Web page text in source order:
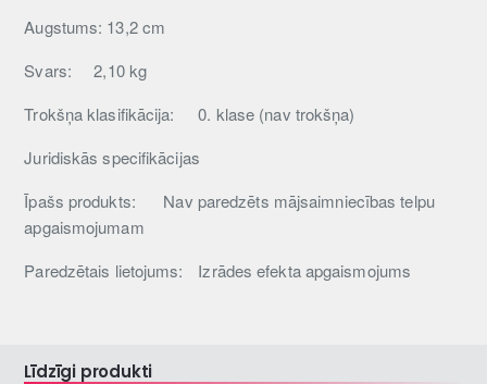
Augstums: 13,2 cm
Svars:
2,10 kg
Trokšņa klasifikācija:
0. klase (nav trokšņa)
Juridiskās specifikācijas
Īpašs produkts:
Nav paredzēts mājsaimniecības telpu
apgaismojumam
Paredzētais lietojums:
Izrādes efekta apgaismojums
Līdzīgi produkti